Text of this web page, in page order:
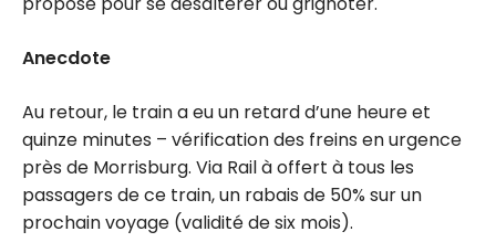
Anecdote
Au retour, le train a eu un retard d’une heure et
quinze minutes – vérification des freins en urgence
près de Morrisburg. Via Rail à offert à tous les
passagers de ce train, un rabais de 50% sur un
prochain voyage (validité de six mois).